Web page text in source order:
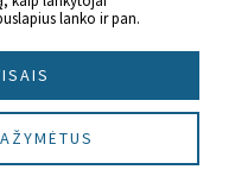
saugomos.
lanko ir pan.